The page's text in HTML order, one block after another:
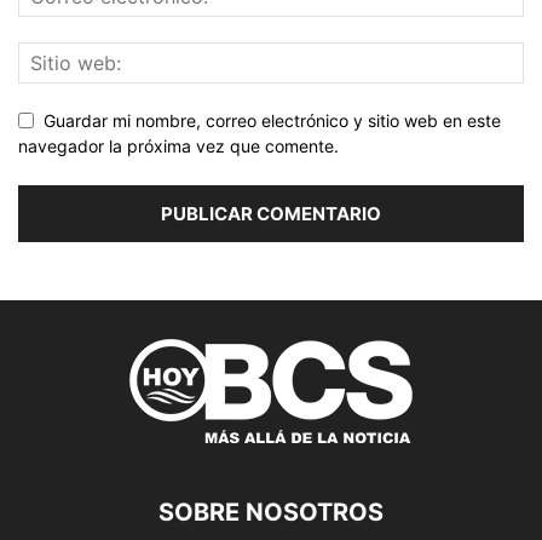
Guardar mi nombre, correo electrónico y sitio web en este
navegador la próxima vez que comente.
SOBRE NOSOTROS